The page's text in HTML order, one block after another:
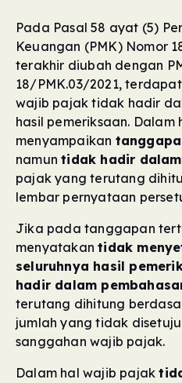
Pada Pasal 58 ayat (5)
Keuangan (PMK) Nomor
terakhir diubah dengan
18/PMK.03/2021,
wajib pajak tidak hadir
hasil pemeriksaan.
menyampaikan
namuntidak hadir
pajak yang terutang
lembar pernyataan
Jika pada tanggapan
menyatakantidak
seluruhnya hasil
hadir dalam
terutang dihitung
jumlah yang tidak
sanggahan wajib pajak.
Dalam hal wajib pajak